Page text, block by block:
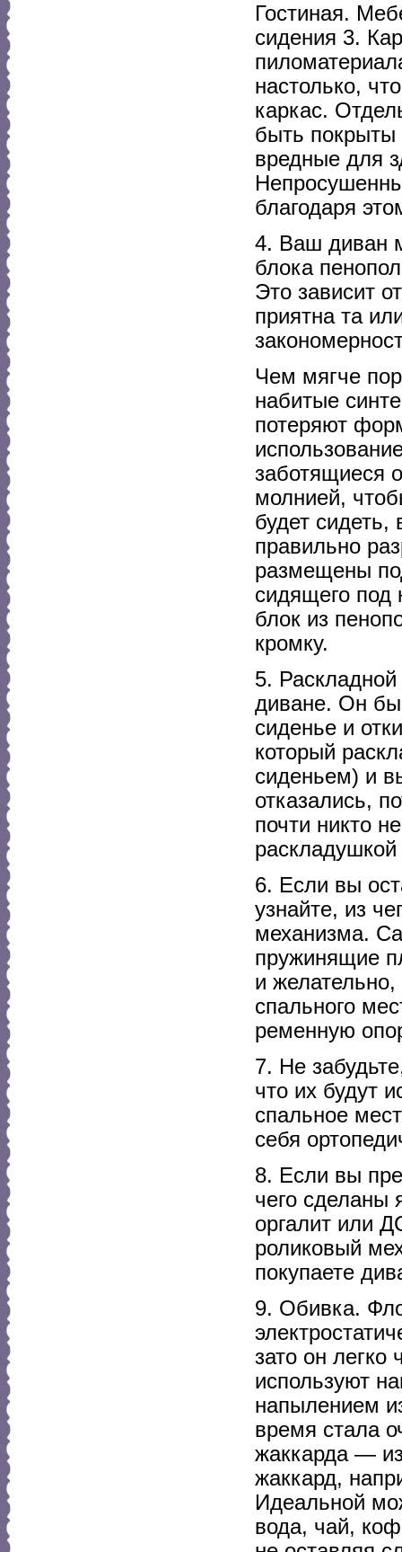
Гостиная.
сидения 3.
настолько,
каркас.
быть покрыты
вредные для
благодаря
4. Ваш диван
блока
Это зависит
приятна та
Чем мягче
набитые
потеряют
заботящиеся
молнией,
будет
правильно
размещены
сидящего под
блок из
кромку.
5.
диване. Он
сиденье и
который
сиденьем) и
отказались,
почти никто
6. Если вы
узнайте, из
механизма.
пружинящие
и
спального
ременную
7. Не
что их будут
спальное
себя
8. Если вы
чего сделаны
оргалит или
роликовый
покупаете
9. Обивка.
зато он легко
используют
напылением
время стала
жаккарда —
жаккард,
Идеальной
вода, чай,